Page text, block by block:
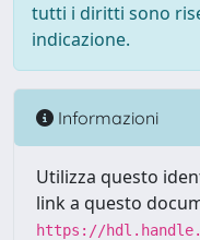
tutti i diritti sono
indicazione.
Informazioni
Utilizza questo
link a questo
https://